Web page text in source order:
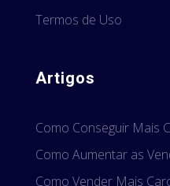
Termos de Uso
Artigos
Como Conseguir Mais
Como Aumentar as
Como Vender Mais